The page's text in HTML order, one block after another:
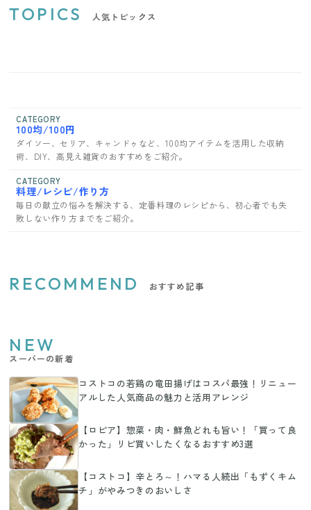
TOPICS 人気トピックス
CATEGORY
100均/100円
ダイソー、セリア、キャンドゥなど、100均アイテムを活用した収納
術、DIY、高見え雑貨のおすすめをご紹介。
CATEGORY
料理/レシピ/作り方
毎日の献立の悩みを解決する、定番料理のレシピから、初心者でも失
敗しない作り方までをご紹介。
RECOMMEND おすすめ記事
NEW
スーパーの新着
コストコの若鶏の竜田揚げはコスパ最強！リニュー
アルした人気商品の魅力と活用アレンジ
【ロピア】惣菜・肉・鮮魚どれも旨い！「買って良
かった」リピ買いしたくなるおすすめ3選
【コストコ】辛とろ～！ハマる人続出「もずくキム
チ」がやみつきのおいしさ